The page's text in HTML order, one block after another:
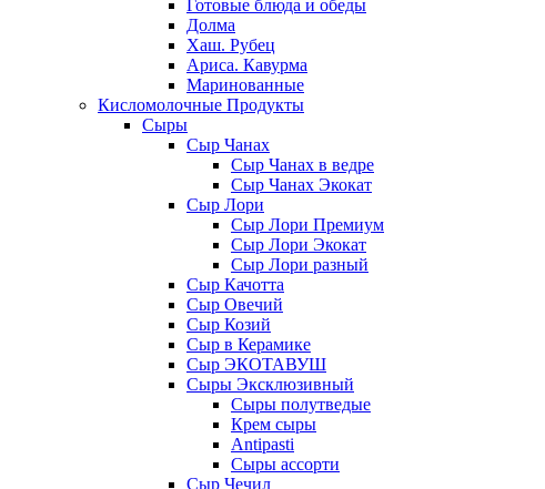
Готовые блюда и обеды
Долма
Хаш. Рубец
Ариса. Кавурма
Маринованные
Кисломолочные Продукты
Сыры
Сыр Чанах
Сыр Чанах в ведре
Сыр Чанах Экокат
Сыр Лори
Сыр Лори Премиум
Сыр Лори Экокат
Сыр Лори разный
Сыр Качотта
Сыр Овечий
Сыр Козий
Сыр в Керамике
Сыр ЭКОТАВУШ
Сыры Эксклюзивный
Сыры полутведые
Крем сыры
Antipasti
Сыры ассорти
Сыр Чечил